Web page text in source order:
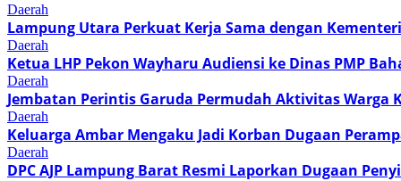
Daerah
Lampung Utara Perkuat Kerja Sama dengan
Daerah
Ketua LHP Pekon Wayharu Audiensi ke Dinas PMP
Daerah
Jembatan Perintis Garuda Permudah Aktivitas Warga
Daerah
Keluarga Ambar Mengaku Jadi Korban Dugaan
Daerah
DPC AJP Lampung Barat Resmi Laporkan Dugaan